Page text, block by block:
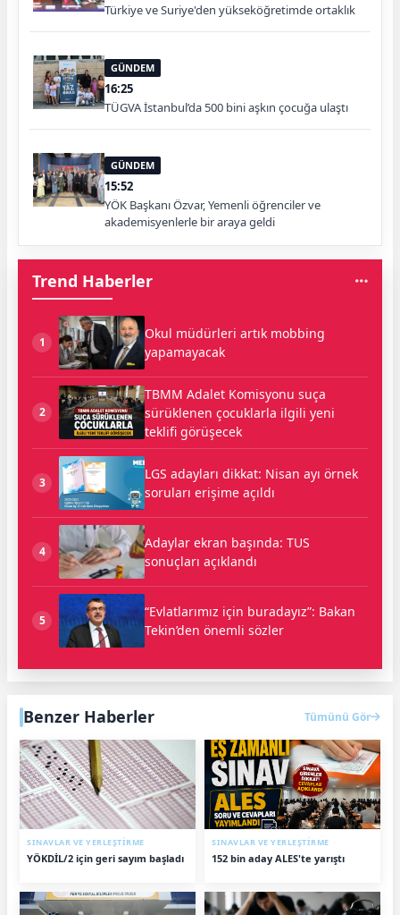
Türkiye ve Suriye'den yükseköğretimde ortaklık
GÜNDEM
16:25
TÜGVA İstanbul’da 500 bini aşkın çocuğa ulaştı
GÜNDEM
15:52
YÖK Başkanı Özvar, Yemenli öğrenciler ve
akademisyenlerle bir araya geldi
Trend Haberler
1
Okul müdürleri artık mobbing
yapamayacak
2
TBMM Adalet Komisyonu suça
sürüklenen çocuklarla ilgili yeni
teklifi görüşecek
3
LGS adayları dikkat: Nisan ayı örnek
soruları erişime açıldı
4
Adaylar ekran başında: TUS
sonuçları açıklandı
5
“Evlatlarımız için buradayız”: Bakan
Tekin’den önemli sözler
Benzer Haberler Tümünü Gör
SINAVLAR VE YERLEŞTİRME
YÖKDİL/2 için geri sayım başladı
SINAVLAR VE YERLEŞTİRME
152 bin aday ALES'te yarıştı